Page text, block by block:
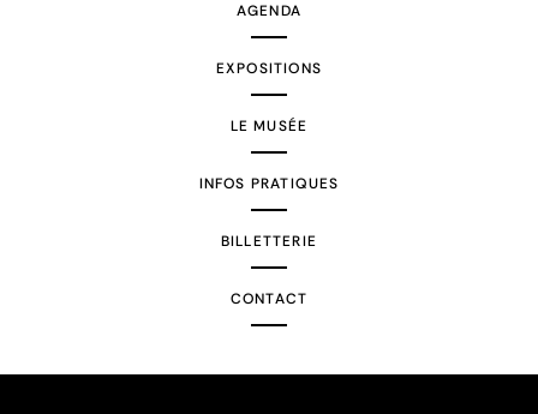
AGENDA
EXPOSITIONS
LE MUSÉE
INFOS PRATIQUES
BILLETTERIE
CONTACT